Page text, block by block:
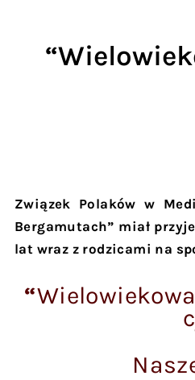
Związek Polaków w
Bergamutach” miał
lat wraz z rodzicami na
“